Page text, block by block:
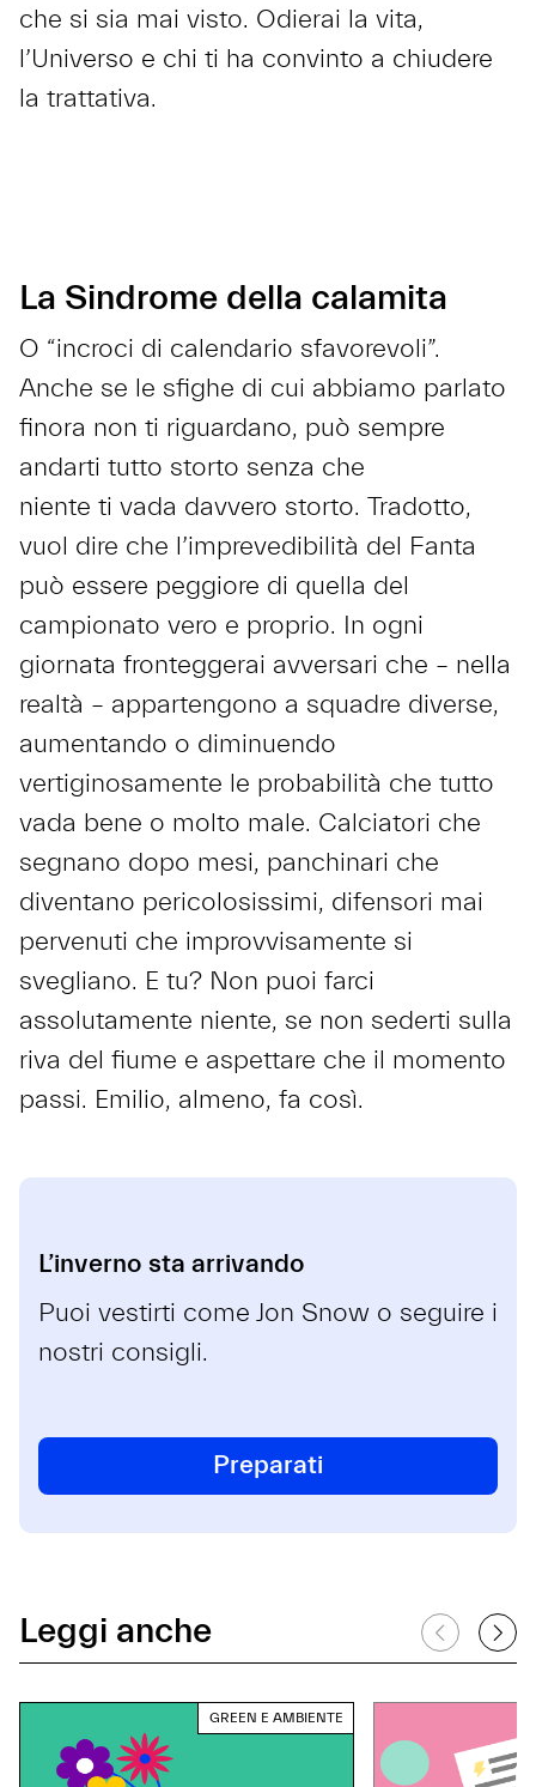
che si sia mai visto. Odierai la vita,
l’Universo e chi ti ha convinto a chiudere
la trattativa.
La Sindrome della calamita
O “incroci di calendario sfavorevoli”.
Anche se le sfighe di cui abbiamo parlato
finora non ti riguardano, può sempre
andarti tutto storto senza che
niente ti vada davvero storto. Tradotto,
vuol dire che l’imprevedibilità del Fanta
può essere peggiore di quella del
campionato vero e proprio. In ogni
giornata fronteggerai avversari che – nella
realtà – appartengono a squadre diverse,
aumentando o diminuendo
vertiginosamente le probabilità che tutto
vada bene o molto male. Calciatori che
segnano dopo mesi, panchinari che
diventano pericolosissimi, difensori mai
pervenuti che improvvisamente si
svegliano. E tu? Non puoi farci
assolutamente niente, se non sederti sulla
riva del fiume e aspettare che il momento
passi. Emilio, almeno, fa così.
L’inverno sta arrivando
Puoi vestirti come Jon Snow o seguire i
nostri consigli.
Preparati
Leggi anche
GREEN E AMBIENTE